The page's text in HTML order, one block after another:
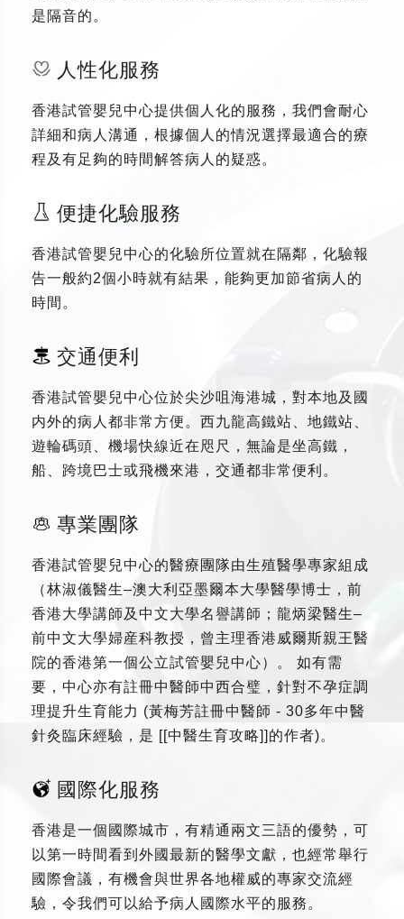
是隔音的。
人性化服務
香港試管嬰兒中心提供個人化的服務，我們會耐心
詳細和病人溝通，根據個人的情況選擇最適合的療
程及有足夠的時間解答病人的疑惑。
便捷化驗服務
香港試管嬰兒中心的化驗所位置就在隔鄰，化驗報
告一般約2個小時就有結果，能夠更加節省病人的
時間。
交通便利
香港試管嬰兒中心位於尖沙咀海港城，對本地及國
内外的病人都非常方便。西九龍高鐵站、地鐵站、
遊輪碼頭、機場快線近在咫尺，無論是坐高鐵，
船、跨境巴士或飛機來港，交通都非常便利。
專業團隊
香港試管嬰兒中心的醫療團隊由生殖醫學專家組成
（林淑儀醫生–澳大利亞墨爾本大學醫學博士，前
香港大學講師及中文大學名譽講師；龍炳梁醫生–
前中文大學婦産科教授，曾主理香港威爾斯親王醫
院的香港第一個公立試管嬰兒中心）。 如有需
要，中心亦有註冊中醫師中西合璧，針對不孕症調
理提升生育能力 (黃梅芳註冊中醫師 - 30多年中醫
針灸臨床經驗，是 [[中醫生育攻略]]的作者)。
國際化服務
香港是一個國際城市，有精通兩文三語的優勢，可
以第一時間看到外國最新的醫學文獻，也經常舉行
國際會議，有機會與世界各地權威的專家交流經
驗，令我們可以給予病人國際水平的服務。